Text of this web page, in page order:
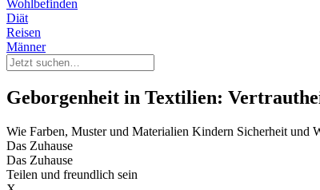
Wohlbefinden
Diät
Reisen
Männer
Geborgenheit in Textilien:
Wie Farben, Muster und Materialien Kindern Sicherheit und
Das Zuhause
Das Zuhause
Teilen und freundlich sein